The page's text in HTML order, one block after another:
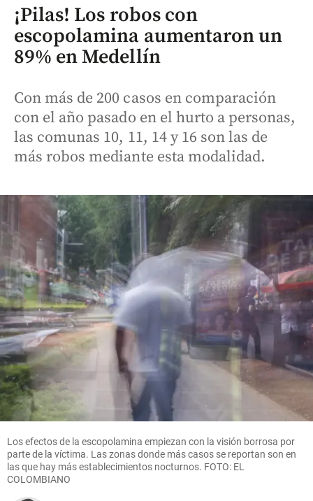
¡Pilas! Los robos con
escopolamina aumentaron un
89% en Medellín
Con más de 200 casos en comparación
con el año pasado en el hurto a personas,
las comunas 10, 11, 14 y 16 son las de
más robos mediante esta modalidad.
Los efectos de la escopolamina empiezan con la visión borrosa por
parte de la víctima. Las zonas donde más casos se reportan son en
las que hay más establecimientos nocturnos. FOTO: EL
COLOMBIANO